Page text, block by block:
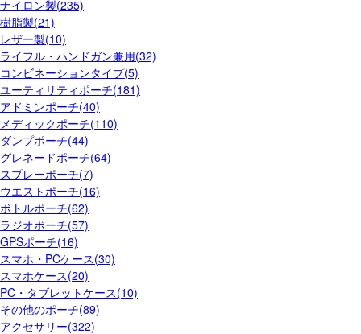
ナイロン製(235)
樹脂製(21)
レザー製(10)
ライフル・ハンドガン兼用(32)
コンビネーションタイプ(5)
ユーティリティポーチ(181)
アドミンポーチ(40)
メディックポーチ(110)
ダンプポーチ(44)
グレネードポーチ(64)
スプレーポーチ(7)
ウエストポーチ(16)
ボトルポーチ(62)
ラジオポーチ(57)
GPSポーチ(16)
スマホ・PCケース(30)
スマホケース(20)
PC・タブレットケース(10)
その他のポーチ(89)
アクセサリー(322)